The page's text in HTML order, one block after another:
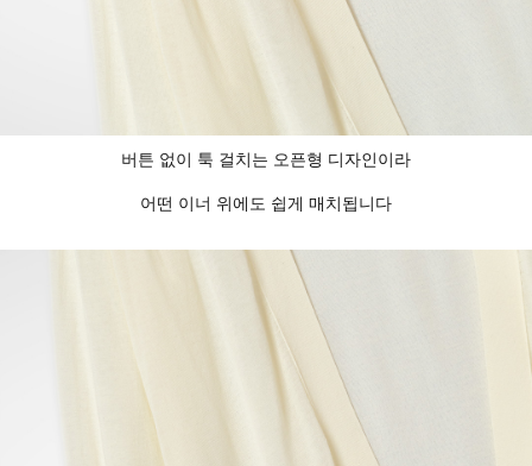
버튼 없이 툭 걸치는 오픈형 디자인이라
어떤 이너 위에도 쉽게 매치됩니다